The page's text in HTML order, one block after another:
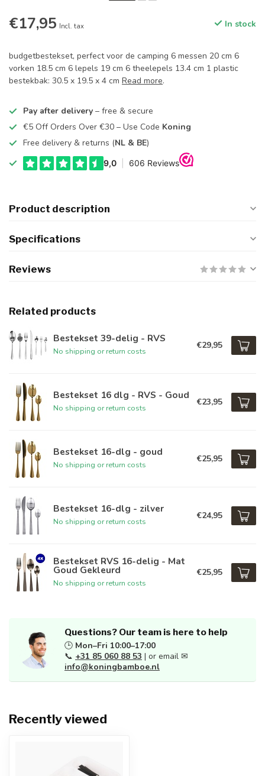
€17,95 Incl. tax In stock
budgetbestekset, perfect voor de camping 6 messen 20 cm 6
vorken 18.5 cm 6 lepels 19 cm 6 theelepels 13.4 cm 1 plastic
bestekbak: 30.5 x 19.5 x 4 cm Read more.
Pay after delivery – free & secure
€5 Off Orders Over €30 – Use Code Koning
Free delivery & returns (NL & BE)
Product description
Specifications
Reviews
Related products
Bestekset 39-delig - RVS
No shipping or return costs
€29,95
Bestekset 16 dlg - RVS - Goud
No shipping or return costs
€23,95
Bestekset 16-dlg - goud
No shipping or return costs
€25,95
Bestekset 16-dlg - zilver
No shipping or return costs
€24,95
Bestekset RVS 16-delig - Mat
Goud Gekleurd
No shipping or return costs
€25,95
Questions? Our team is here to help
🕒 Mon–Fri 10:00–17:00
📞 +31 85 060 88 53 | or email ✉
info@koningbamboe.nl
Recently viewed